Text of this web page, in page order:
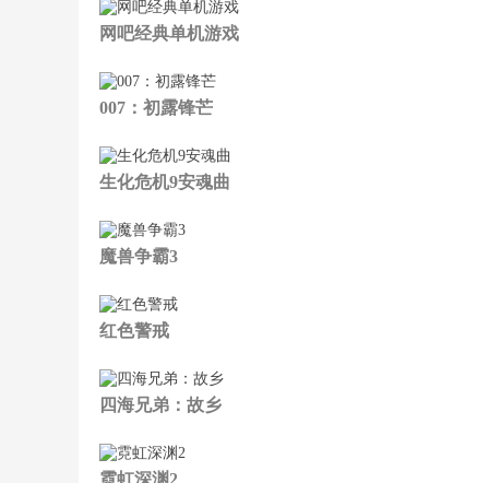
网吧经典单机游戏
007：初露锋芒
生化危机9安魂曲
魔兽争霸3
红色警戒
四海兄弟：故乡
霓虹深渊2